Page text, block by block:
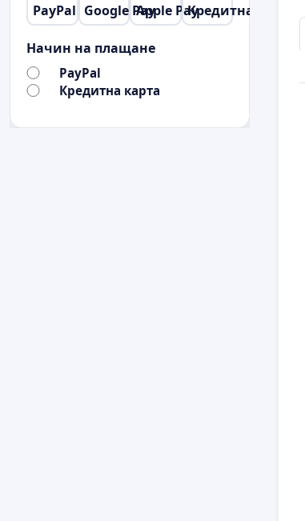
PayPal Google PayApple PayКредитна карта
Начин на плащане
PayPal
Кредитна карта